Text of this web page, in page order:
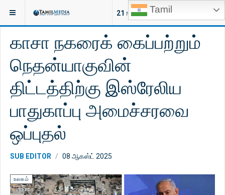
Tamil
21 NEW ARTICLES
இருக்குமிடம்: செய்திகள்
காசா நகரைக் கைப்பற்றும்
நெதன்யாகுவின்
திட்டத்திற்கு இஸ்ரேலிய
பாதுகாப்பு அமைச்சரவை
ஒப்புதல்
SUB EDITOR 08 ஆகஸ்ட் 2025
உலகம்